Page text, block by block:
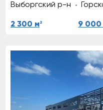
Выборгский р-н
2 300 м2 9 000